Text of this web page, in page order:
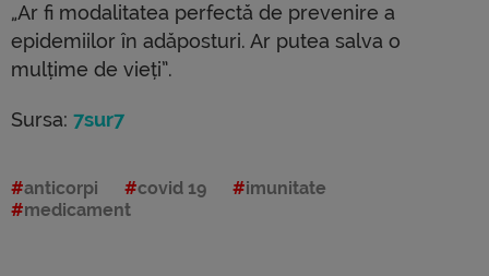
„Ar fi modalitatea perfectă de prevenire a
epidemiilor în adăposturi. Ar putea salva o
mulțime de vieți”.
Sursa: 7sur7
anticorpi covid 19
imunitate
medicament